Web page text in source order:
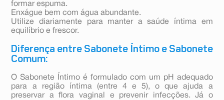
formar espuma.
Enxágue bem com água abundante.
Utilize diariamente para manter a saúde íntima em
equilíbrio e frescor.
Diferença entre Sabonete Íntimo e Sabonete
Comum:
O Sabonete Íntimo é formulado com um pH adequado
para a região íntima (entre 4 e 5), o que ajuda a
preservar a flora vaginal e prevenir infecções. Já o